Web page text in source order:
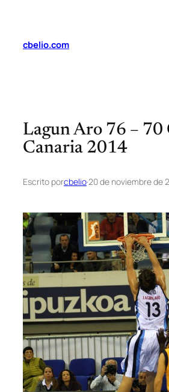
contenido
cbelio.com
Lagun Aro 76 – 70
Canaria 2014
Escrito porcbelio·20 de noviembre de